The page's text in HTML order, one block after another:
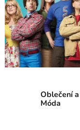
Oblečení a
Móda